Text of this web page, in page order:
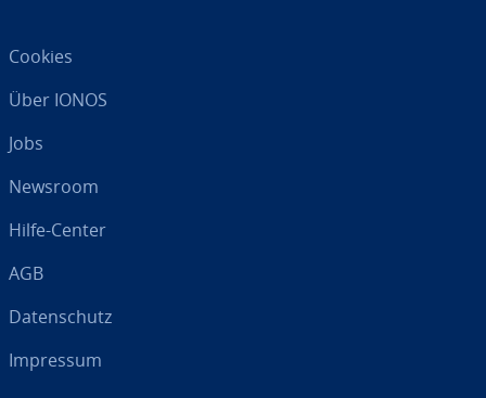
Cookies
Über IONOS
Jobs
Newsroom
Hilfe-Center
AGB
Da­ten­schutz
Impressum